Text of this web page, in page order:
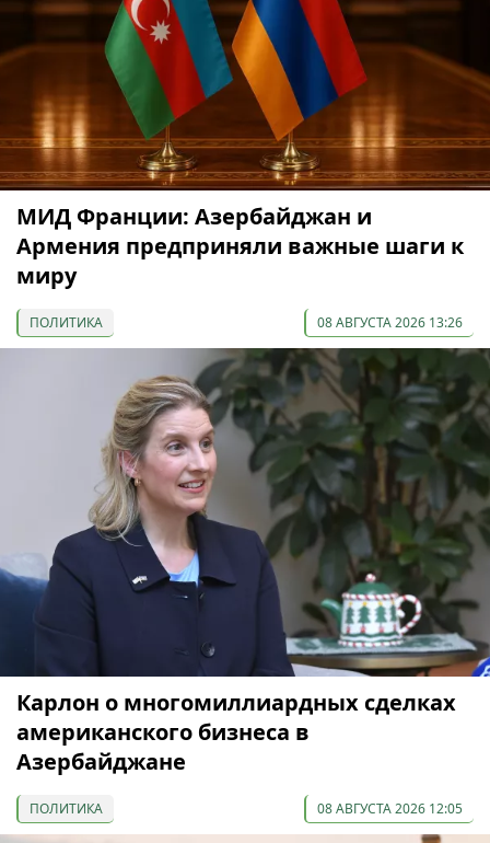
МИД Франции: Азербайджан и
Армения предприняли важные шаги к
миру
ПОЛИТИКА 08 АВГУСТА 2026 13:26
Карлон о многомиллиардных сделках
американского бизнеса в
Азербайджане
ПОЛИТИКА 08 АВГУСТА 2026 12:05